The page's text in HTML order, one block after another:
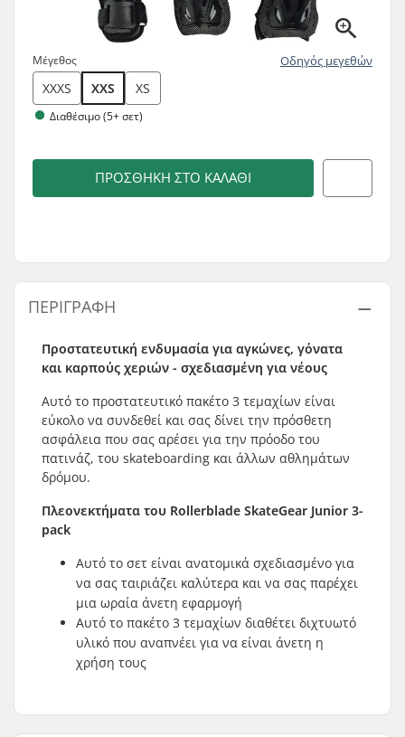
Μέγεθος Οδηγός μεγεθών
XXXS XXS XS
Διαθέσιμο (5+ σετ)
ΠΡΟΣΘΉΚΗ ΣΤΟ ΚΑΛΆΘΙ
ΠΕΡΙΓΡΑΦΉ
Προστατευτική ενδυμασία για αγκώνες, γόνατα
και καρπούς χεριών - σχεδιασμένη για νέους
Αυτό το προστατευτικό πακέτο 3 τεμαχίων είναι
εύκολο να συνδεθεί και σας δίνει την πρόσθετη
ασφάλεια που σας αρέσει για την πρόοδο του
πατινάζ, του skateboarding και άλλων αθλημάτων
δρόμου.
Πλεονεκτήματα του Rollerblade SkateGear Junior 3-
pack
Αυτό το σετ είναι ανατομικά σχεδιασμένο για
να σας ταιριάζει καλύτερα και να σας παρέχει
μια ωραία άνετη εφαρμογή
Αυτό το πακέτο 3 τεμαχίων διαθέτει διχτυωτό
υλικό που αναπνέει για να είναι άνετη η
χρήση τους